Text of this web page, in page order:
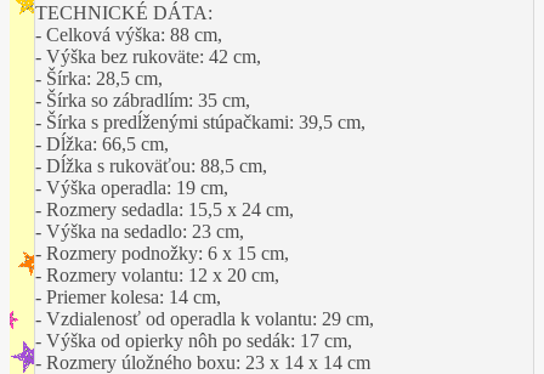
TECHNICKÉ DÁTA:
- Celková výška: 88 cm,
- Výška bez rukoväte: 42 cm,
- Šírka: 28,5 cm,
- Šírka so zábradlím: 35 cm,
- Šírka s predĺženými stúpačkami: 39,5 cm,
- Dĺžka: 66,5 cm,
- Dĺžka s rukoväťou: 88,5 cm,
- Výška operadla: 19 cm,
- Rozmery sedadla: 15,5 x 24 cm,
- Výška na sedadlo: 23 cm,
- Rozmery podnožky: 6 x 15 cm,
- Rozmery volantu: 12 x 20 cm,
- Priemer kolesa: 14 cm,
- Vzdialenosť od operadla k volantu: 29 cm,
- Výška od opierky nôh po sedák: 17 cm,
- Rozmery úložného boxu: 23 x 14 x 14 cm